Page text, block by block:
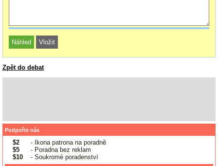
Zpět do debat
Podpořte nás
$2
- Ikona patrona na poradně
$5
- Poradna bez reklam
$10
- Soukromé poradenství